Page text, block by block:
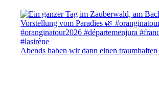
Abends haben wir dann einen